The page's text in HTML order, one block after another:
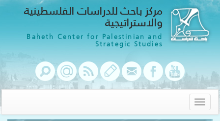
مركز باحث للدراسات الفلسطينية
والاستراتيجية
Baheth Center for Palestinian and
Strategic Studies
Toggle
navigation